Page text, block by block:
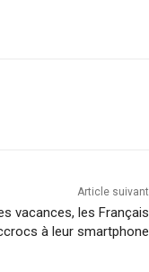
Article suivant
vacances, les Français
à leur smartphone